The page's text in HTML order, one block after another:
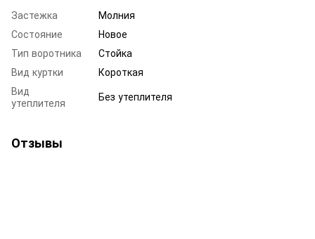
Застежка
Молния
Состояние
Новое
Тип воротника
Стойка
Вид куртки
Короткая
Вид
утеплителя
Без утеплителя
Отзывы